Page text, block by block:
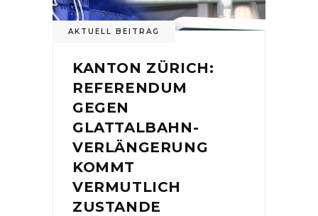
AKTUELL BEITRAG
KANTON ZÜRICH:
REFERENDUM
GEGEN
GLATTALBAHN-
VERLÄNGERUNG
KOMMT
VERMUTLICH
ZUSTANDE